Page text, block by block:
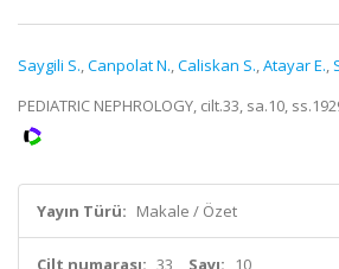
Saygili S.,Canpolat N.,Caliskan S.,Atayar E.,
PEDIATRIC NEPHROLOGY, cilt.33, sa.10,
Yayın Türü: Makale / Özet
Cilt numarası: 33 Sayı: 10